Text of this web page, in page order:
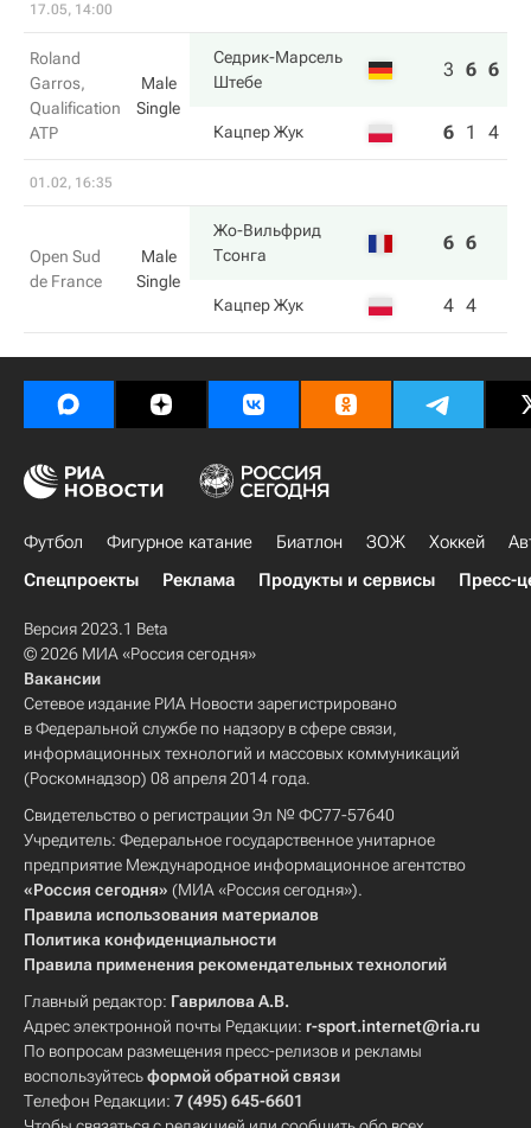
17.05, 14:00
Roland
Garros,
Qualification
ATP
Male
Single
Седрик-Марсель
Штебе
3 6 6
Кацпер Жук 6 1 4
01.02, 16:35
Open Sud
de France
Male
Single
Жо-Вильфрид
Тсонга
6 6
Кацпер Жук 4 4
Футбол Фигурное катание Биатлон ЗОЖ Хоккей
Спецпроекты
Реклама Продукты и сервисы Пресс-
Версия 2023.1 Beta
© 2026 МИА «Россия сегодня»
Вакансии
Сетевое издание РИА Новости зарегистрировано
в Федеральной службе по надзору в сфере связи,
информационных технологий и массовых коммуникаций
(Роскомнадзор) 08 апреля 2014 года.
Свидетельство о регистрации Эл № ФС77-57640
Учредитель: Федеральное государственное унитарное
предприятие Международное информационное агентство
«Россия сегодня» (МИА «Россия сегодня»).
Правила использования материалов
Политика конфиденциальности
Правила применения рекомендательных технологий
Главный редактор: Гаврилова А.В.
Адрес электронной почты Редакции: r-sport.internet@ria.ru
По вопросам размещения пресс-релизов и рекламы
воспользуйтесьформой обратной связи
Телефон Редакции: 7 (495) 645-6601